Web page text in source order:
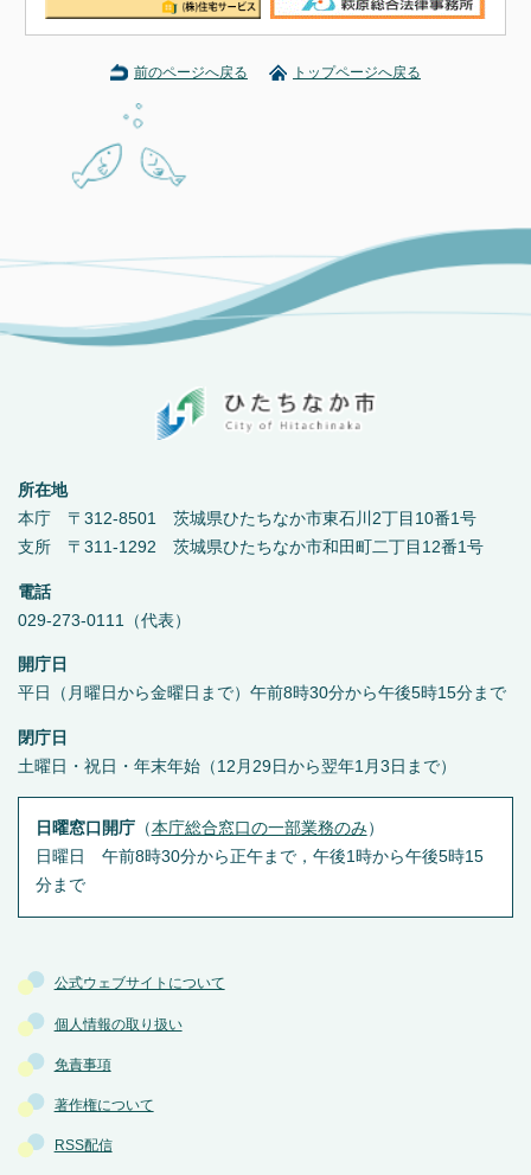
前のページへ戻る トップページへ戻る
公式ウェブサイトについて
個人情報の取り扱い
免責事項
著作権について
RSS配信
所在地
本庁 〒312-8501 茨城県ひたちなか市東石川2丁目10番1号
支所 〒311-1292 茨城県ひたちなか市和田町二丁目12番1号
電話
029-273-0111（代表）
開庁日
平日（月曜日から金曜日まで）午前8時30分から午後5時15分まで
閉庁日
土曜日・祝日・年末年始（12月29日から翌年1月3日まで）
日曜窓口開庁（本庁総合窓口の一部業務のみ ）
日曜日 午前8時30分から正午まで，午後1時から午後5時15
分まで